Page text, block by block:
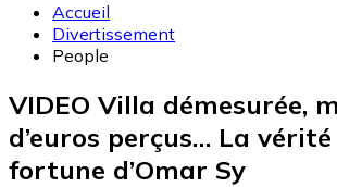
Accueil
Divertissement
People
VIDEO Villa démesurée,
d’euros perçus… La
fortune d’Omar Sy